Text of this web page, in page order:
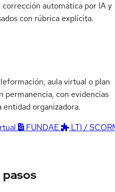
corrección automática por IA y
con rúbrica explícita.
aula virtual o plan
permanencia, con evidencias
entidad organizadora.
FUNDAE LTI /